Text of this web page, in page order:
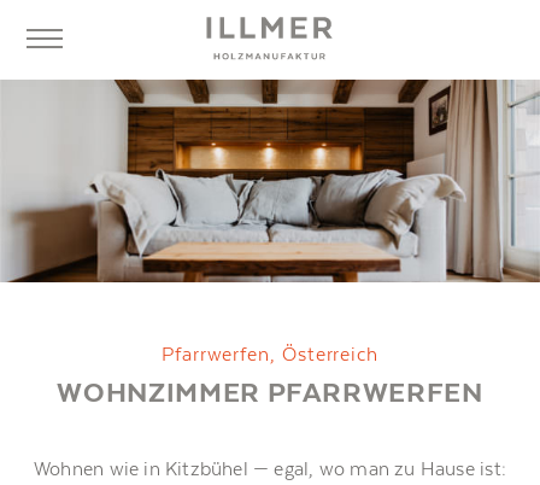
Pfarrwerfen, Österreich
WOHNZIMMER PFARRWERFEN
Wohnen wie in Kitzbühel — egal, wo man zu Hause ist: